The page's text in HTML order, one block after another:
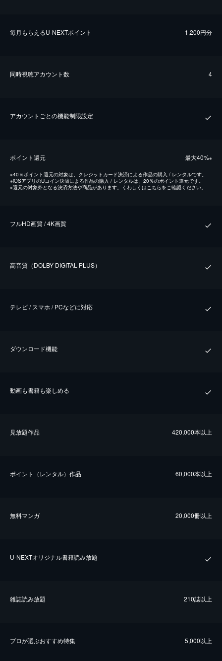
毎⽉もらえるU-NEXTポイント 1,200円分
同時視聴アカウント数 4
アカウントごとの機能制限設定
ポイント還元 最⼤40%※
※40％ポイント還元の対象は、クレジットカード決済による作品の購入 / レンタルです。
※iOSアプリのUコイン決済による作品の購入 / レンタルは、20％のポイント還元です。
※還元の対象外となる決済方法や商品があります。くわしくはこちらをご確認ください。
フルHD画質 / 4K画質
⾼⾳質（DOLBY DIGITAL PLUS）
テレビ / スマホ / PCなどに対応
ダウンロード機能
動画も書籍も楽しめる
⾒放題作品 420,000本以上
ポイント（レンタル）作品 60,000本以上
無料マンガ 20,000冊以上
U-NEXTオリジナル書籍読み放題
雑誌読み放題 210誌以上
プロが選ぶおすすめ特集 5,000以上